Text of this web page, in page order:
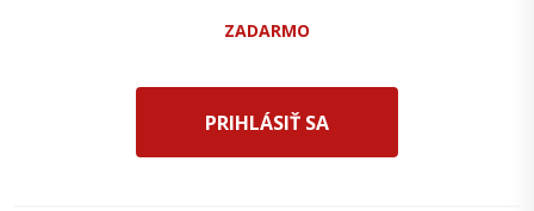
ZADARMO
PRIHLÁSIŤ SA